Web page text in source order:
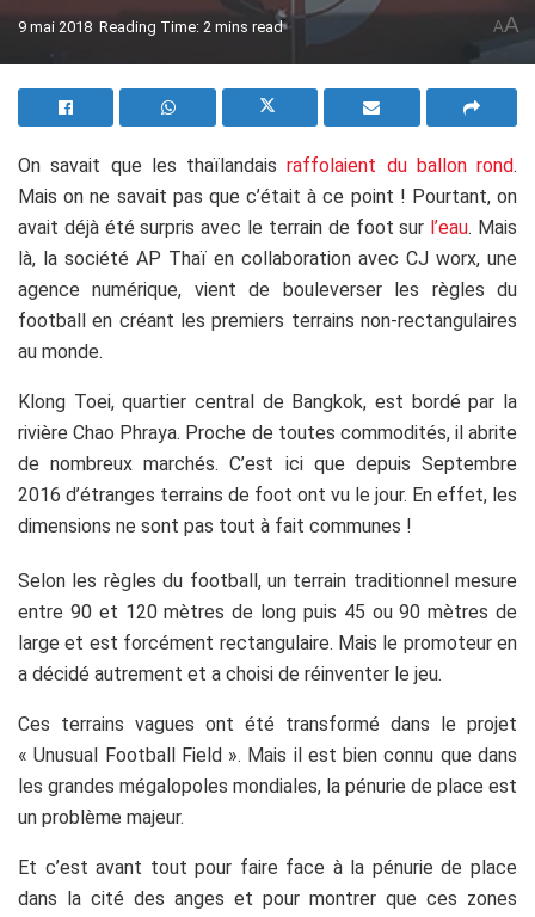
9 mai 2018 Reading Time: 2 mins read AA
On savait que les thaïlandaisraffolaient du ballon rond.
Mais on ne savait pas que c’était à ce point ! Pourtant, on
avait déjà été surpris avec le terrain de foot sur l’eau. Mais
là, la société AP Thaï en collaboration avec CJ worx, une
agence numérique, vient de bouleverser les règles du
football en créant les premiers terrains non-rectangulaires
au monde.
Klong Toei, quartier central de Bangkok, est bordé par la
rivière Chao Phraya. Proche de toutes commodités, il abrite
de nombreux marchés. C’est ici que depuis Septembre
2016 d’étranges terrains de foot ont vu le jour. En effet, les
dimensions ne sont pas tout à fait communes !
Selon les règles du football, un terrain traditionnel mesure
entre 90 et 120 mètres de long puis 45 ou 90 mètres de
large et est forcément rectangulaire. Mais le promoteur en
a décidé autrement et a choisi de réinventer le jeu.
Ces terrains vagues ont été transformé dans le projet
« Unusual Football Field ». Mais il est bien connu que dans
les grandes mégalopoles mondiales, la pénurie de place est
un problème majeur.
Et c’est avant tout pour faire face à la pénurie de place
dans la cité des anges et pour montrer que ces zones